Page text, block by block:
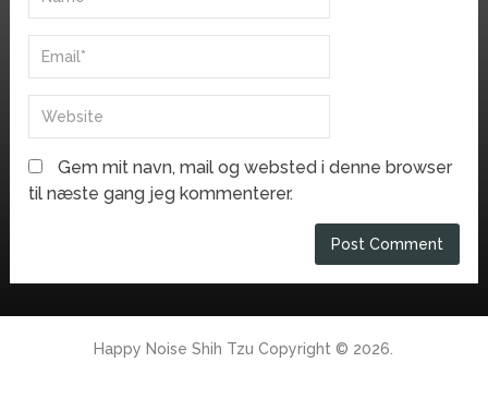
Gem mit navn, mail og websted i denne browser
til næste gang jeg kommenterer.
Happy Noise Shih Tzu Copyright © 2026.